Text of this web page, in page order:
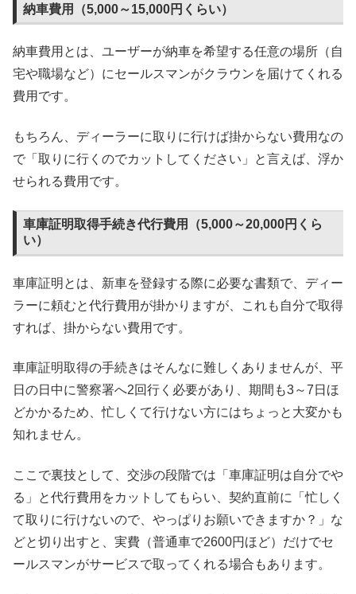
納車費用（5,000～15,000円くらい）
納車費用とは、ユーザーが納車を希望する任意の場所（自
宅や職場など）にセールスマンがクラウンを届けてくれる
費用です。
もちろん、ディーラーに取りに行けば掛からない費用なの
で「取りに行くのでカットしてください」と言えば、浮か
せられる費用です。
車庫証明取得手続き代行費用（5,000～20,000円くら
い）
車庫証明とは、新車を登録する際に必要な書類で、ディー
ラーに頼むと代行費用が掛かりますが、これも自分で取得
すれば、掛からない費用です。
車庫証明取得の手続きはそんなに難しくありませんが、平
日の日中に警察署へ2回行く必要があり、期間も3～7日ほ
どかかるため、忙しくて行けない方にはちょっと大変かも
知れません。
ここで裏技として、交渉の段階では「車庫証明は自分でや
る」と代行費用をカットしてもらい、契約直前に「忙しく
て取りに行けないので、やっぱりお願いできますか？」な
どと切り出すと、実費（普通車で2600円ほど）だけでセ
ールスマンがサービスで取ってくれる場合もあります。